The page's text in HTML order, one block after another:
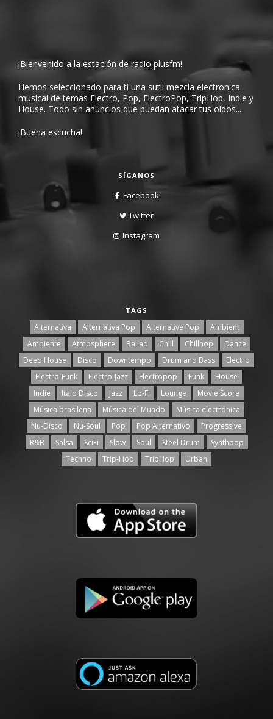
¡Bienvenido a la estación de radio plusfm!
Hemos seleccionado para ti una sutil mezcla electronica
musical de temas Electro, Pop, ElectroPop, TripHop, Indie y
House. Todo sin anuncios que puedan atacar tus oídos...
¡Buena escucha!
SÍGANOS
Facebook
Twitter
Instagram
TAGS
Alternativa Alternativa Pop Alternative Pop
Ambient
Ambiente
Atmosphere Ballad Chill Chillhop
Dance
Deep House
Disco Downtempo Drum and Bass
Electro
Electro-Funk
Electro-Jazz Electropop Funk
House
Indie
Italo Disco Jazz Lo-Fi Lounge
Movie Score
Música brasileña
Música del Mundo
Música electrónica
Nu-Disco
Nu-Soul Pop Pop Alternativo
Progressive
R&B
Salsa SciFi Slow Soul Steel Drum
Synthpop
Techno
Trip-Hop TripHop Urban